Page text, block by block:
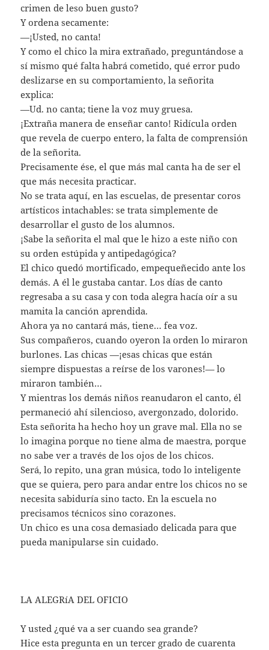
crimen de leso buen gusto?
Y ordena secamente:
—¡Usted, no canta!
Y como el chico la mira extrañado, preguntándose a
sí mismo qué falta habrá cometido, qué error pudo
deslizarse en su comportamiento, la señorita
explica:
—Ud. no canta; tiene la voz muy gruesa.
¡Extraña manera de enseñar canto! Ridícula orden
que revela de cuerpo entero, la falta de comprensión
de la señorita.
Precisamente ése, el que más mal canta ha de ser el
que más necesita practicar.
No se trata aquí, en las escuelas, de presentar coros
artísticos intachables: se trata simplemente de
desarrollar el gusto de los alumnos.
¡Sabe la señorita el mal que le hizo a este niño con
su orden estúpida y antipedagógica?
El chico quedó mortificado, empequeñecido ante los
demás. A él le gustaba cantar. Los días de canto
regresaba a su casa y con toda alegra hacía oír a su
mamita la canción aprendida.
Ahora ya no cantará más, tiene… fea voz.
Sus compañeros, cuando oyeron la orden lo miraron
burlones. Las chicas —¡esas chicas que están
siempre dispuestas a reírse de los varones!— lo
miraron también…
Y mientras los demás niños reanudaron el canto, él
permaneció ahí silencioso, avergonzado, dolorido.
Esta señorita ha hecho hoy un grave mal. Ella no se
lo imagina porque no tiene alma de maestra, porque
no sabe ver a través de los ojos de los chicos.
Será, lo repito, una gran música, todo lo inteligente
que se quiera, pero para andar entre los chicos no se
necesita sabiduría sino tacto. En la escuela no
precisamos técnicos sino corazones.
Un chico es una cosa demasiado delicada para que
pueda manipularse sin cuidado.
LA ALEGRíA DEL OFICIO
Y usted ¿qué va a ser cuando sea grande?
Hice esta pregunta en un tercer grado de cuarenta